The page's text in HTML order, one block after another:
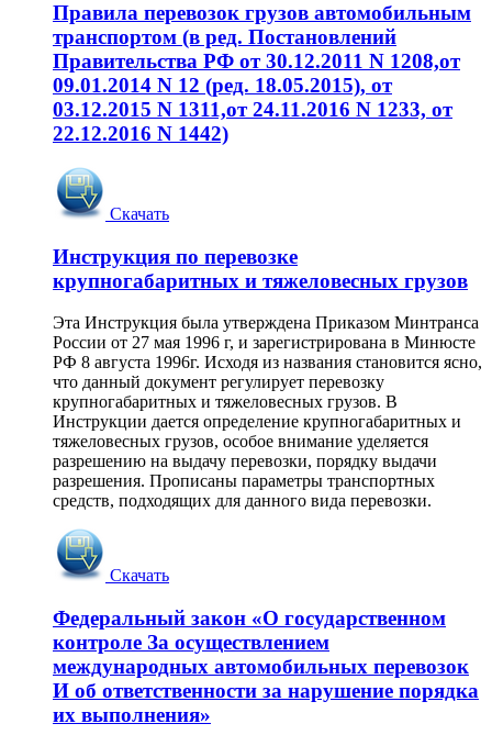
Правила перевозок грузов автомобильным
транспортом (в ред. Постановлений
Правительства РФ от 30.12.2011 N 1208,от
09.01.2014 N 12 (ред. 18.05.2015), от
03.12.2015 N 1311,от 24.11.2016 N 1233, от
22.12.2016 N 1442)
Скачать
Инструкция по перевозке
крупногабаритных и тяжеловесных грузов
Эта Инструкция была утверждена Приказом Минтранса
России от 27 мая 1996 г, и зарегистрирована в Минюсте
РФ 8 августа 1996г. Исходя из названия становится ясно,
что данный документ регулирует перевозку
крупногабаритных и тяжеловесных грузов. В
Инструкции дается определение крупногабаритных и
тяжеловесных грузов, особое внимание уделяется
разрешению на выдачу перевозки, порядку выдачи
разрешения. Прописаны параметры транспортных
средств, подходящих для данного вида перевозки.
Скачать
Федеральный закон «О государственном
контроле За осуществлением
международных автомобильных перевозок
И об ответственности за нарушение порядка
их выполнения»